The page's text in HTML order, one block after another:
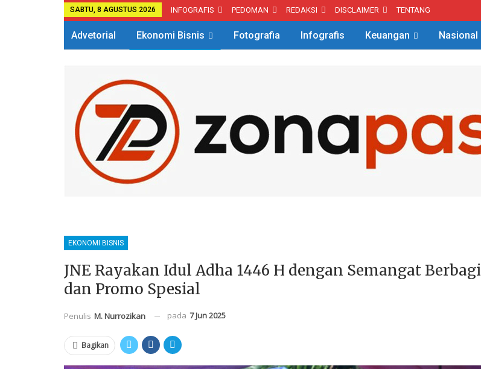
SABTU, 8 AGUSTUS 2026 INFOGRAFIS PEDOMAN REDAKSI DISCLAIMER TENTANG
Advetorial Ekonomi Bisnis Fotografia Infografis Keuangan Nasional
EKONOMI BISNIS
JNE Rayakan Idul Adha 1446 H dengan Semangat Berbagi
dan Promo Spesial
Penulis M. Nurrozikan pada 7 Jun 2025
Bagikan